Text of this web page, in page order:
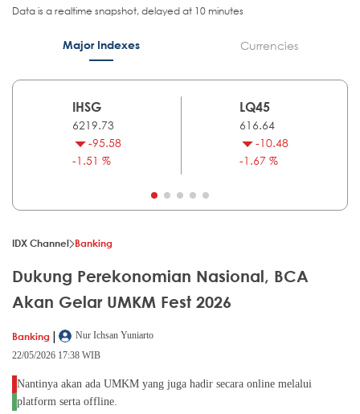
Data is a realtime snapshot, delayed at 10 minutes
Major Indexes Currencies
IHSG
6219.73
-95.58
-1.51 %
LQ45
616.64
-10.48
-1.67 %
IDX Channel Banking
Dukung Perekonomian Nasional, BCA
Akan Gelar UMKM Fest 2026
Banking |
Nur Ichsan Yuniarto
22/05/2026 17:38 WIB
Nantinya akan ada UMKM yang juga hadir secara online melalui
platform serta offline.